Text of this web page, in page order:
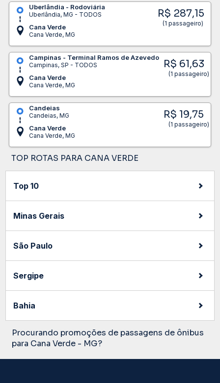
Uberlândia - Rodoviária
Uberlândia, MG - TODOS
Cana Verde
Cana Verde, MG
R$ 287,15
(1 passageiro)
Campinas - Terminal Ramos de Azevedo
Campinas, SP - TODOS
Cana Verde
Cana Verde, MG
R$ 61,63
(1 passageiro)
Candeias
Candeias, MG
Cana Verde
Cana Verde, MG
R$ 19,75
(1 passageiro)
TOP ROTAS PARA CANA VERDE
Top 10
Minas Gerais
São Paulo
Sergipe
Bahia
Procurando promoções de passagens de ônibus
para Cana Verde - MG?